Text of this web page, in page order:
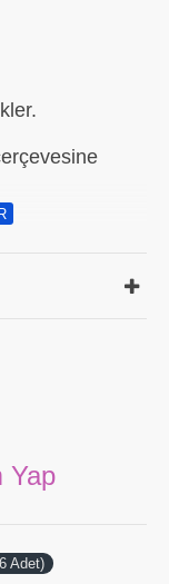
Yap
Adet)